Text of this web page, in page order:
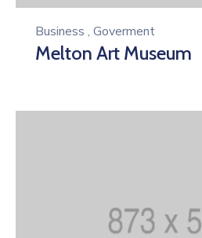
Business , Goverment
Melton Art Museum